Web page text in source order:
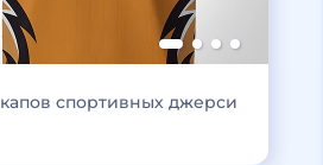
спортивных джерси